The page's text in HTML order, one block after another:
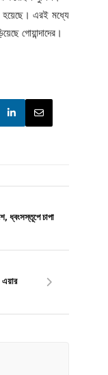
হয়েছে। এরই মধ্যে
গোয়ান্দাদের।
ধ্বংসস্তূপে চাপা
এয়ার